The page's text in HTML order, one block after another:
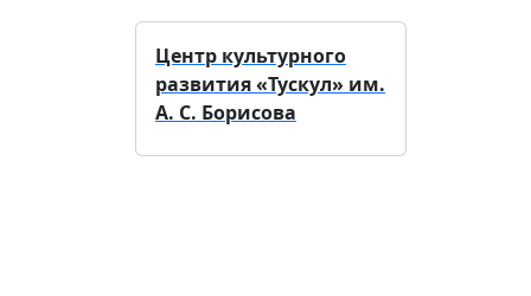
Центр культурного
развития «Тускул» им.
А. С. Борисова